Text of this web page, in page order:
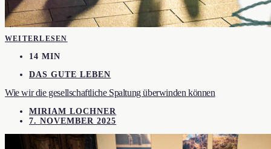
WEITERLESEN
14 MIN
DAS GUTE LEBEN
Wie wir die gesellschaftliche Spaltung überwinden können
MIRIAM LOCHNER
7. NOVEMBER 2025